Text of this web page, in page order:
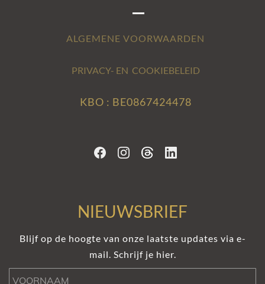
ALGEMENE VOORWAARDEN
PRIVACY- EN COOKIEBELEID
KBO : BE0867424478
NIEUWSBRIEF
Blijf op de hoogte van onze laatste updates via e-
mail. Schrijf je hier.